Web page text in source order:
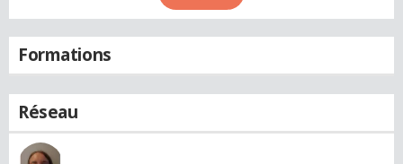
Formations
Réseau